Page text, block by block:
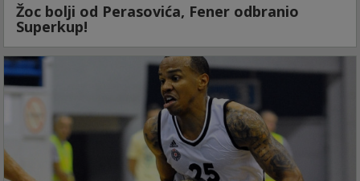
Žoc bolji od Perasovića, Fener odbranio
Superkup!